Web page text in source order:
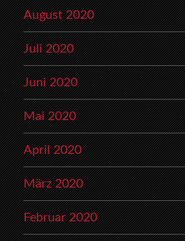
August 2020
Juli 2020
Juni 2020
Mai 2020
April 2020
März 2020
Februar 2020